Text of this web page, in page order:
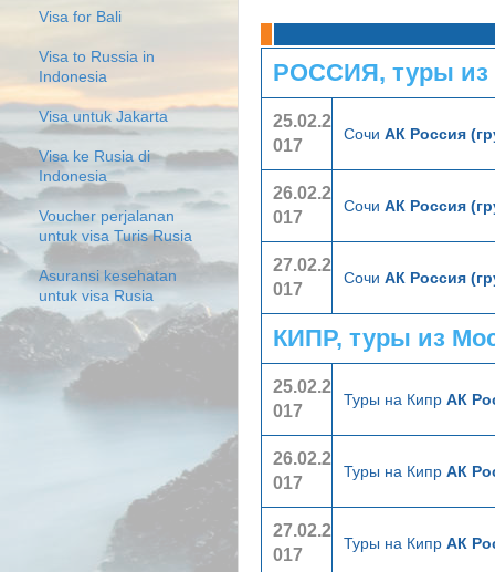
РОССИЯ, туры
25.02.2
017
Сочи АК Россия
26.02.2
017
Сочи АК Россия
27.02.2
017
Сочи АК Россия
КИПР, туры из
25.02.2
017
Туры на Кипр АК
26.02.2
017
Туры на Кипр АК
27.02.2
017
Туры на Кипр АК
Visa for Bali
Visa to Russia in
Indonesia
Visa untuk Jakarta
Visa ke Rusia di
Indonesia
Voucher perjalanan
untuk visa Turis Rusia
Asuransi kesehatan
untuk visa Rusia